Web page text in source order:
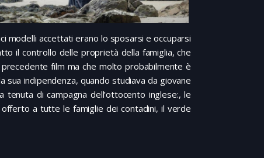
modelli accettati erano lo sposarsi e occuparsi
il controllo delle proprietà della famiglia, che
film ma che molto probabilmente è
indipendenza, quando studiava da giovane
di campagna dell’ottocento inglese:, le
a tutte le famiglie dei contadini, il verde